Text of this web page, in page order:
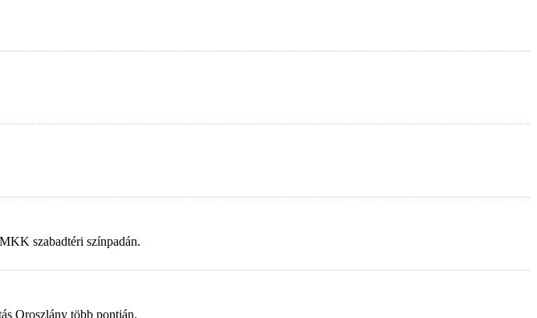
szabadtéri színpadán.
Oroszlány több pontján.